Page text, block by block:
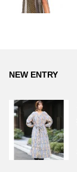
NEW ENTRY